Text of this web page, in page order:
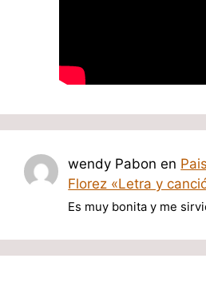
wendy Pabon en
Florez «Letra y
Es muy bonita y me